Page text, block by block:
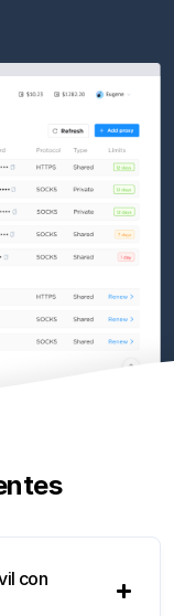
con